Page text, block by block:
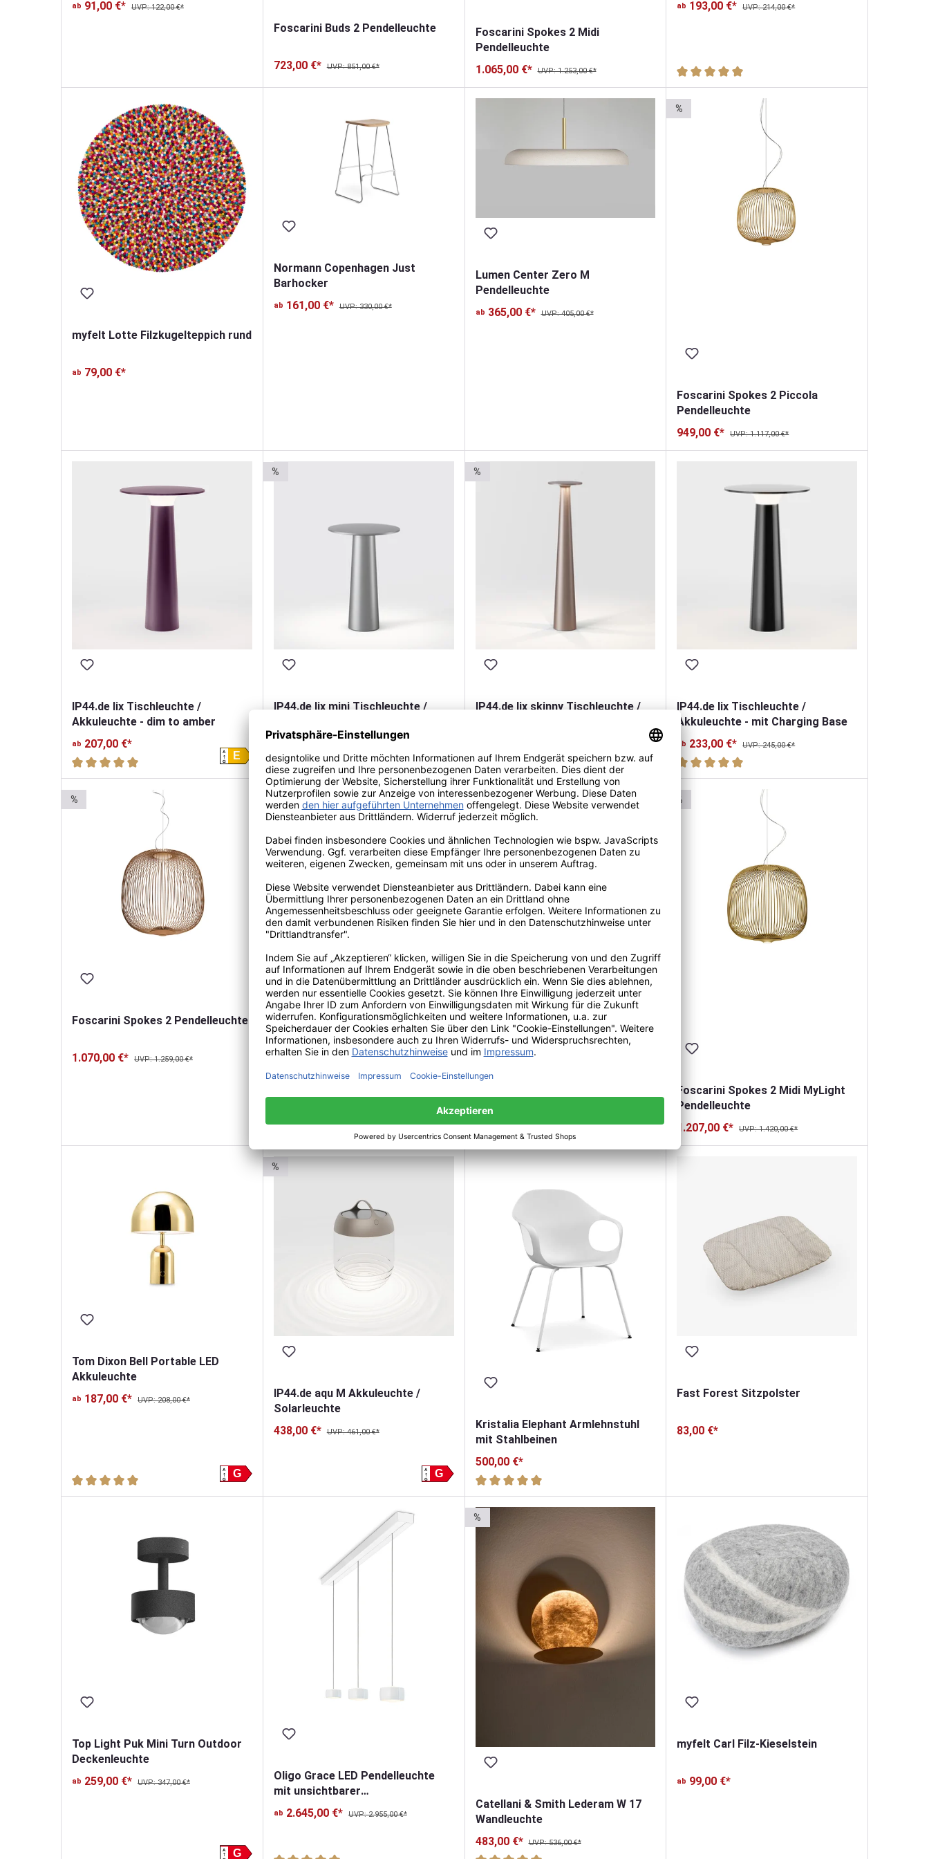
ab 91,00 €* UVP: 122,00 €*
Foscarini Buds 2 Pendelleuchte
723,00 €* UVP: 851,00 €*
Foscarini Spokes 2 Midi
Pendelleuchte
1.065,00 €*
UVP: 1.253,00 €*
ab 193,00 €* UVP: 214,00 €*
Durchschnittliche Bewertung von 5 von 5 Sternen
myfelt Lotte Filzkugelteppich rund
ab 79,00 €*
Normann Copenhagen Just
Barhocker
ab 161,00 €* UVP: 330,00 €*
Lumen Center Zero M
Pendelleuchte
ab 365,00 €* UVP: 405,00 €*
%
Foscarini Spokes 2 Piccola
Pendelleuchte
949,00 €*
UVP: 1.117,00 €*
IP44.de lix Tischleuchte /
Akkuleuchte - dim to amber
ab 207,00 €*
E
A
G
Durchschnittliche Bewertung von 5 von 5 Sternen
%
IP44.de lix mini Tischleuchte /
174,00 €*
E
%
IP44.de lix skinny Tischleuchte /
Durchschnittliche Bewertung von 5 von 5 Sternen
IP44.de lix Tischleuchte /
Akkuleuchte - mit Charging Base
ab 233,00 €* UVP: 245,00 €*
Durchschnittliche Bewertung von 5 von 5 Sternen
%
Foscarini Spokes 2 Pendelleuchte
1.070,00 €* UVP: 1.259,00 €*
%
Foscarini Aplomb Large LED
Oligo Grace LED Pendelleuchte
mit unsichtbarer
ab 1.831,00 €* UVP: 2.046,00 €*
Durchschnittliche Bewertung von 5 von 5 Sternen
%
Foscarini Spokes 2 Midi MyLight
Pendelleuchte
1.207,00 €*
UVP: 1.420,00 €*
Tom Dixon Bell Portable LED
Akkuleuchte
ab 187,00 €* UVP: 208,00 €*
G
A
G
Durchschnittliche Bewertung von 5 von 5 Sternen
%
IP44.de aqu M Akkuleuchte /
Solarleuchte
438,00 €*
UVP: 461,00 €*
G
A
G
Kristalia Elephant Armlehnstuhl
mit Stahlbeinen
500,00 €*
Durchschnittliche Bewertung von 5 von 5 Sternen
Fast Forest Sitzpolster
83,00 €*
Top Light Puk Mini Turn Outdoor
Deckenleuchte
ab 259,00 €* UVP: 347,00 €*
G
A
Oligo Grace LED Pendelleuchte
mit unsichtbarer
Höhenverstellung 3-flammig
ab 2.645,00 €* UVP: 2.955,00 €*
%
Catellani & Smith Lederam W 17
Wandleuchte
483,00 €*
UVP: 536,00 €*
myfelt Carl Filz-Kieselstein
ab 99,00 €*